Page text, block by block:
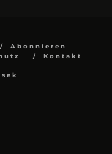
Abonnieren
Kontakt